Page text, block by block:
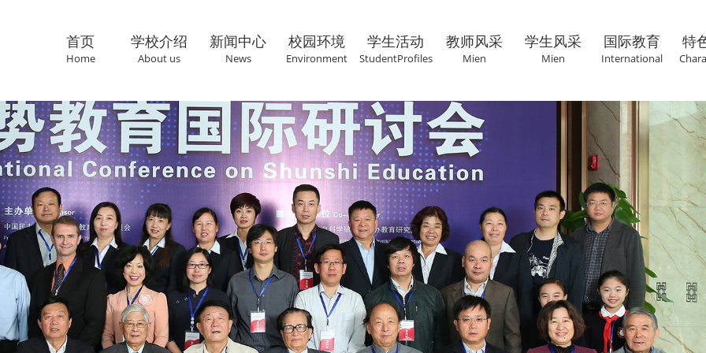
首页
Home
学校介绍
About us
新闻中心
News
校园环境
Environment
学生活动
StudentProfiles
教师风采
Mien
学生风采
Mien
国际教育
International
特
联系我们
Cantact us